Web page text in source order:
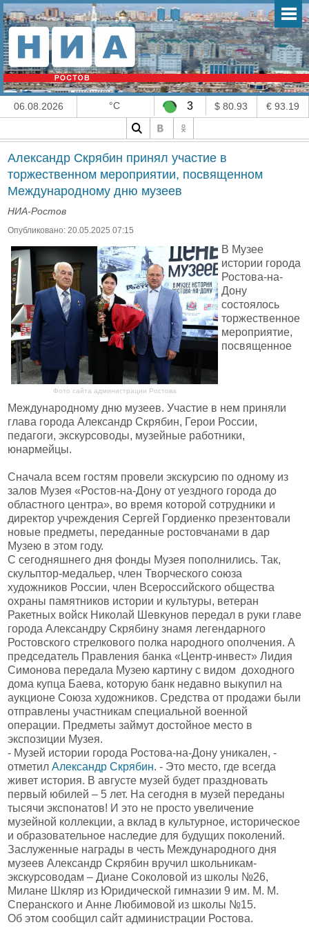
06.08.2026 °C 3 $ 80.93 € 93.19
Александр Скрябин принял участие в
торжественном мероприятии, посвященном
Международному дню музеев
НИА-Ростов
Опубликовано: 20.05.2025 07:15
Фото сайта администрации Ростова
В Музее
истории города
Ростова-на-
Дону
состоялось
торжественное
мероприятие,
посвященное
Международному дню музеев. Участие в нем приняли
глава города Александр Скрябин, Герои России,
педагоги, экскурсоводы, музейные работники,
юнармейцы.
Сначала всем гостям провели экскурсию по одному из
залов Музея «Ростов-на-Дону от уездного города до
областного центра», во время которой сотрудники и
директор учреждения Сергей Гордиенко презентовали
новые предметы, переданные ростовчанами в дар
Музею в этом году.
С сегодняшнего дня фонды Музея пополнились. Так,
скульптор-медальер, член Творческого союза
художников России, член Всероссийского общества
охраны памятников истории и культуры, ветеран
Ракетных войск Николай Шевкунов передал в руки главе
города Александру Скрябину знамя легендарного
Ростовского стрелкового полка народного ополчения. А
председатель Правления банка «Центр-инвест» Лидия
Симонова передала Музею картину с видом доходного
дома купца Баева, которую банк недавно выкупил на
аукционе Союза художников. Средства от продажи были
отправлены участникам специальной военной
операции. Предметы займут достойное место в
экспозиции Музея.
- Музей истории города Ростова-на-Дону уникален, -
отметил Александр Скрябин. - Это место, где всегда
живет история. В августе музей будет праздновать
первый юбилей – 5 лет. На сегодня в музей переданы
тысячи экспонатов! И это не просто увеличение
музейной коллекции, а вклад в культурное, историческое
и образовательное наследие для будущих поколений.
Заслуженные награды в честь Международного дня
музеев Александр Скрябин вручил школьникам-
экскурсоводам – Диане Соколовой из школы №26,
Милане Шкляр из Юридической гимназии 9 им. М. М.
Сперанского и Анне Любимовой из школы №15.
Об этом сообщил сайт администрации Ростова.